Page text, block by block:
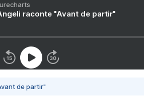
raconte "Avant de partir"
de partir"